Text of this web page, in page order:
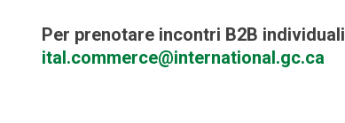
Per prenotare incontri B2B individuali
ital.commerce@international.gc.ca